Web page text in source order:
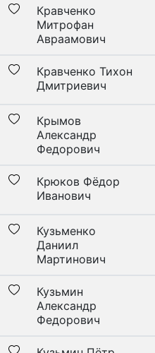
Кравченко
Митрофан
Авраамович
Кравченко Тихон
Дмитриевич
Крымов
Александр
Федорович
Крюков Фёдор
Иванович
Кузьменко
Даниил
Мартинович
Кузьмин
Александр
Федорович